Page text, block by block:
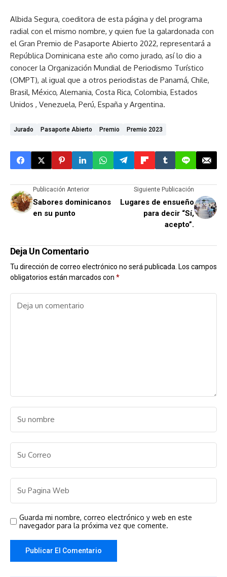
Albida Segura, coeditora de esta página y del programa
radial con el mismo nombre, y quien fue la galardonada con
el Gran Premio de Pasaporte Abierto 2022, representará a
República Dominicana este año como jurado, así lo dio a
conocer la Organización Mundial de Periodismo Turístico
(OMPT), al igual que a otros periodistas de Panamá, Chile,
Brasil, México, Alemania, Costa Rica, Colombia, Estados
Unidos , Venezuela, Perú, España y Argentina.
Jurado Pasaporte Abierto Premio Premio 2023
Publicación Anterior
Sabores dominicanos
en su punto
Siguiente Publicación
Lugares de ensueño
para decir “Sí,
acepto”.
Deja Un Comentario
Tu dirección de correo electrónico no será publicada. Los campos
obligatorios están marcados con *
Guarda mi nombre, correo electrónico y web en este
navegador para la próxima vez que comente.